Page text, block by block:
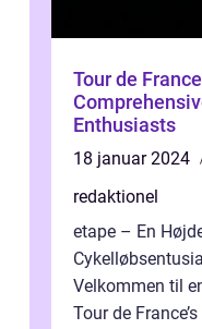
Tour de
Enthusiasts
18 januar 2024
redaktionel
etape – En
Velkommen til
Tour de